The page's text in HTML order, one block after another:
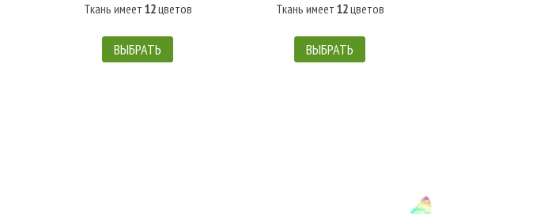
Ткань имеет 12цветов
ВЫБРАТЬ
Ткань имеет 12цветов
ВЫБРАТЬ